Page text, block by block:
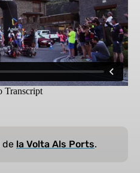
de la Volta Als Ports.